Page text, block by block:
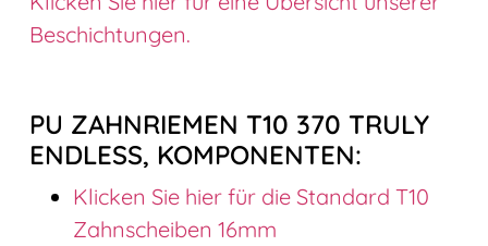
Beschichtungen.
PU ZAHNRIEMEN T10 370 TRULY
ENDLESS, KOMPONENTEN:
Klicken Sie hier für die Standard T10
Zahnscheiben 16mm